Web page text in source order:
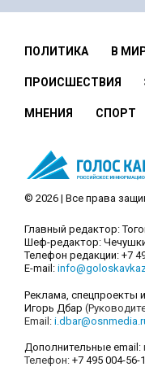
ПОЛИТИКА В
ПРОИСШЕСТВИЯ
МНЕНИЯ СПОРТ
© 2026 | Все права
Главный редактор:
Шеф-редактор:
Телефон редакции: +7
E-mail:
Реклама, спецпроекты
Игорь Дбар
Email:
Дополнительные email:
Телефон: +7 495 004-56-